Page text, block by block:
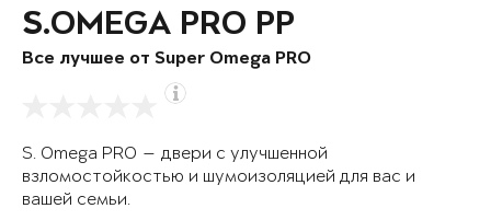
S.OMEGA PRO PP
Все лучшее от Super Omega PRO
S. Omega PRO — двери с улучшенной
взломостойкостью и шумоизоляцией для вас и
вашей семьи.